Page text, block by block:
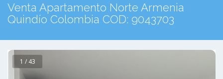
Venta Apartamento Norte Armenia
Quindío Colombia COD: 9043703
1 / 43